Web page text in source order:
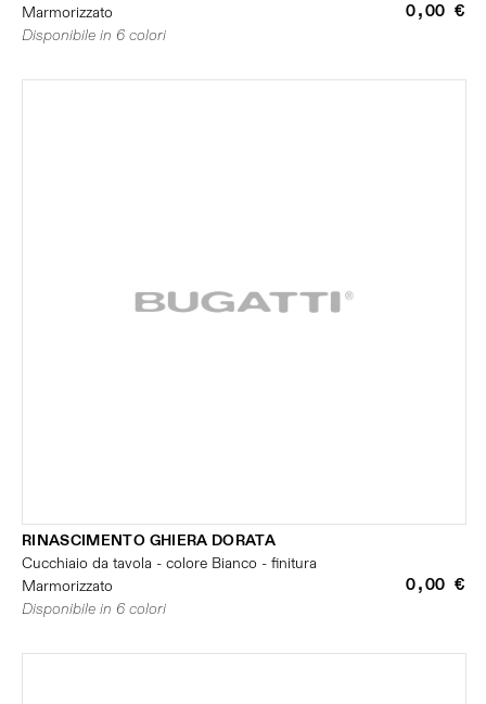
Marmorizzato
0,00 €
Disponibile in 6 colori
RINASCIMENTO GHIERA DORATA
Cucchiaio da tavola - colore Bianco - finitura
Marmorizzato
0,00 €
Disponibile in 6 colori